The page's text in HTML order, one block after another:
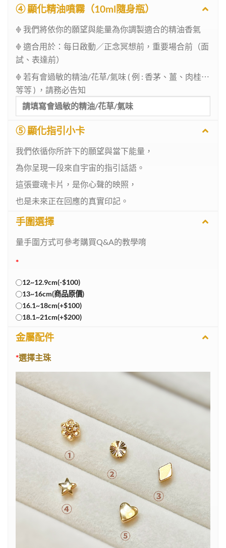
④ 顯化精油噴霧（10ml隨身瓶）
𖢻 我們將依你的願望與能量為你調製適合的精油香氣
𖢻 適合用於：每日啟動／正念冥想前，重要場合前（面
試、 表達前）
𖢻 若有會過敏的精油/花草/氣味 ( 例 : 香茅、薑、肉桂⋯
等等 ) ，請務必告知
⑤ 顯化指引小卡
我們依循你所許下的願望與當下能量，
為你呈現一段來自宇宙的指引話語。
這張靈魂卡片，是你心聲的映照，
也是未來正在回應的真實印記。
手圍選擇
量手圍方式可參考購買Q&A的教學唷
*
12~12.9cm(-$100)
13~16cm(商品原價)
16.1~18cm(+$100)
18.1~21cm(+$200)
金屬配件
*選擇主珠